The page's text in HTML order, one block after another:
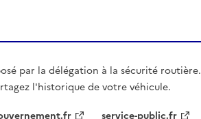
par la délégation à la sécurité routière.
l'historique de votre véhicule.
service-public.fr